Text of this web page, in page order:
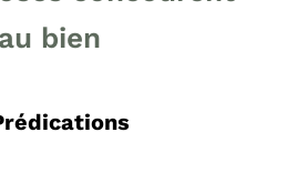
au bien